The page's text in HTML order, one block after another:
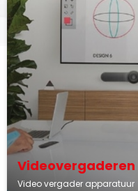
Videovergaderen
Video vergader apparatuur